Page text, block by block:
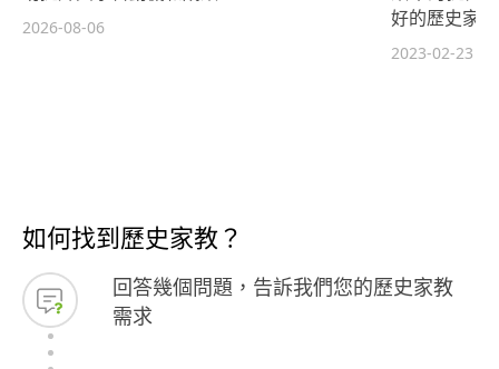
2026-08-06
好的歷史家
2023-02-23
如何找到歷史家教？
回答幾個問題，告訴我們您的歷史家教
需求